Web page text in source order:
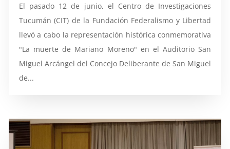
El pasado 12 de junio, el Centro de Investigaciones
Tucumán (CIT) de la Fundación Federalismo y Libertad
llevó a cabo la representación histórica conmemorativa
"La muerte de Mariano Moreno" en el Auditorio San
Miguel Arcángel del Concejo Deliberante de San Miguel
de...